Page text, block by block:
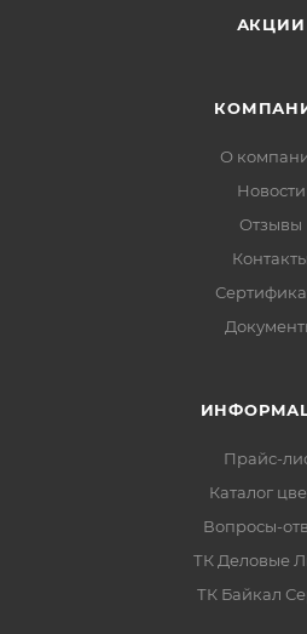
Внешний вид и
После высыхания
Условная вязкость по
АКЦИИ
О
Новости
Отзывы
Контакты
Прайс-
Каталог
Вопросы-
ТК Деловые
ТК Байкал